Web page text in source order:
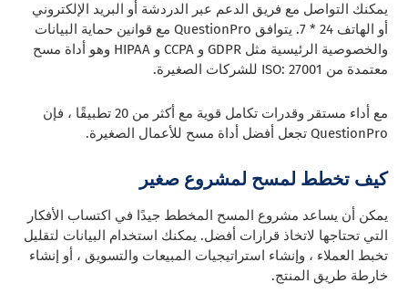
يمكنك التواصل مع فريق الدعم عبر الدردشة أو البريد الإلكتروني
أو الهاتف 24 * 7. يتوافق QuestionPro مع قوانين حماية البيانات
والخصوصية الرئيسية مثل GDPR و CCPA و HIPAA وهو أداة مسح
معتمدة من ISO: 27001 للشركات الصغيرة.
مع أداء مستقر وقدرات تكامل قوية مع أكثر من 20 تطبيقًا ، فإن
QuestionPro تجعل أفضل أداة مسح للأعمال الصغيرة.
كيف تخطط لمسح لمشروع صغير
يمكن أن يساعد مشروع المسح المخطط جيدًا في اكتساب الأفكار
التي تحتاجها لاتخاذ قرارات أفضل. يمكنك استخدام البيانات لتقليل
تخبط العملاء ، وإنشاء استراتيجيات المبيعات والتسويق ، أو إنشاء
خارطة طريق المنتج.